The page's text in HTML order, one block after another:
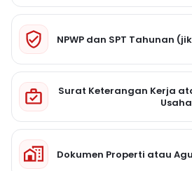
NPWP dan SPT Tahunan
Surat Keterangan Kerja
Usaha
Dokumen Properti atau